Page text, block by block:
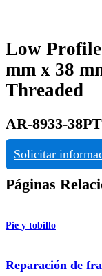
Low
mm x 38
Threaded
AR-8933-38PT
Solicitar
Páginas
Pie y tobillo
Reparación de